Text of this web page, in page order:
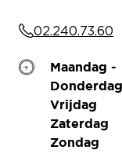
02.240.73.60
Maandag -
Donderdag
Vrijdag
Zaterdag
Zondag